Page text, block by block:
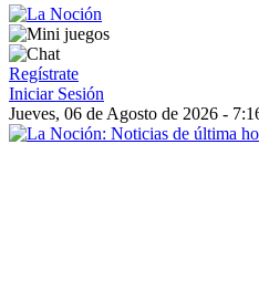
Regístrate
Iniciar Sesión
Jueves, 06 de Agosto de 2026 -